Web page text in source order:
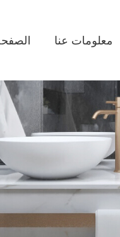
معلومات عنا